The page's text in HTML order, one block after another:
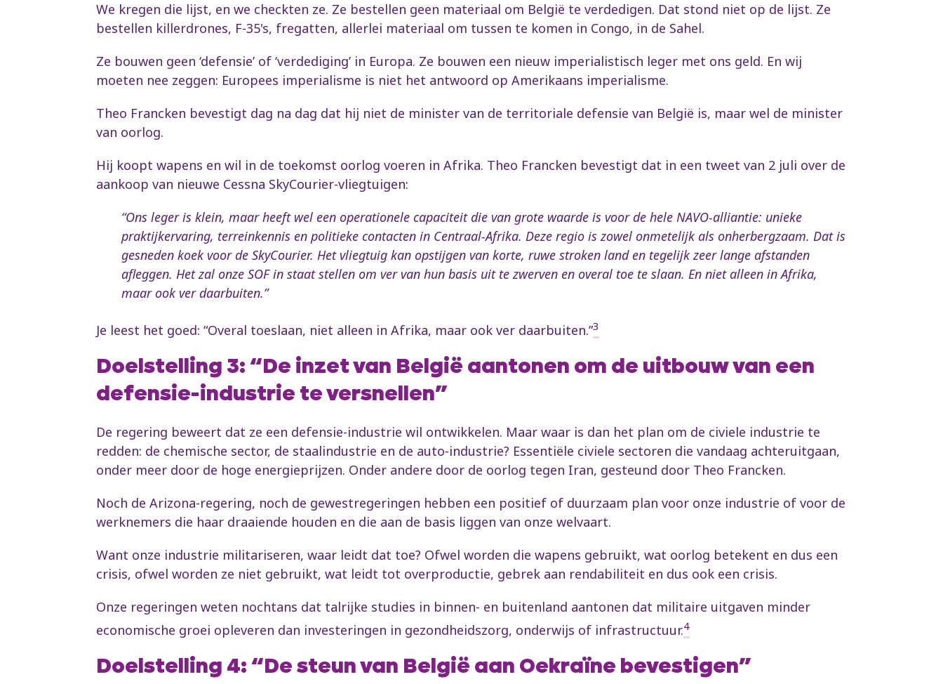
We kregen die lijst, en we checkten ze. Ze bestellen geen materiaal om België te verdedigen. Dat stond niet op de lijst. Ze
bestellen killerdrones, F-35's, fregatten, allerlei materiaal om tussen te komen in Congo, in de Sahel.
Ze bouwen geen ‘defensie’ of ‘verdediging’ in Europa. Ze bouwen een nieuw imperialistisch leger met ons geld. En wij
moeten nee zeggen: Europees imperialisme is niet het antwoord op Amerikaans imperialisme.
Theo Francken bevestigt dag na dag dat hij niet de minister van de territoriale defensie van België is, maar wel de minister
van oorlog.
Hij koopt wapens en wil in de toekomst oorlog voeren in Afrika. Theo Francken bevestigt dat in een tweet van 2 juli over de
aankoop van nieuwe Cessna SkyCourier-vliegtuigen:
“Ons leger is klein, maar heeft wel een operationele capaciteit die van grote waarde is voor de hele NAVO-alliantie: unieke
praktijkervaring, terreinkennis en politieke contacten in Centraal-Afrika. Deze regio is zowel onmetelijk als onherbergzaam. Dat is
gesneden koek voor de SkyCourier. Het vliegtuig kan opstijgen van korte, ruwe stroken land en tegelijk zeer lange afstanden
afleggen. Het zal onze SOF in staat stellen om ver van hun basis uit te zwerven en overal toe te slaan. En niet alleen in Afrika,
maar ook ver daarbuiten.”
Je leest het goed: “Overal toeslaan, niet alleen in Afrika, maar ook ver daarbuiten.”3
Doelstelling 3: “De inzet van België aantonen om de uitbouw van een
defensie-industrie te versnellen”
De regering beweert dat ze een defensie-industrie wil ontwikkelen. Maar waar is dan het plan om de civiele industrie te
redden: de chemische sector, de staalindustrie en de auto-industrie? Essentiële civiele sectoren die vandaag achteruitgaan,
onder meer door de hoge energieprijzen. Onder andere door de oorlog tegen Iran, gesteund door Theo Francken.
Noch de Arizona-regering, noch de gewestregeringen hebben een positief of duurzaam plan voor onze industrie of voor de
werknemers die haar draaiende houden en die aan de basis liggen van onze welvaart.
Want onze industrie militariseren, waar leidt dat toe? Ofwel worden die wapens gebruikt, wat oorlog betekent en dus een
crisis, ofwel worden ze niet gebruikt, wat leidt tot overproductie, gebrek aan rendabiliteit en dus ook een crisis.
Onze regeringen weten nochtans dat talrijke studies in binnen- en buitenland aantonen dat militaire uitgaven minder
economische groei opleveren dan investeringen in gezondheidszorg, onderwijs of infrastructuur.4
Doelstelling 4: “De steun van België aan Oekraïne bevestigen”